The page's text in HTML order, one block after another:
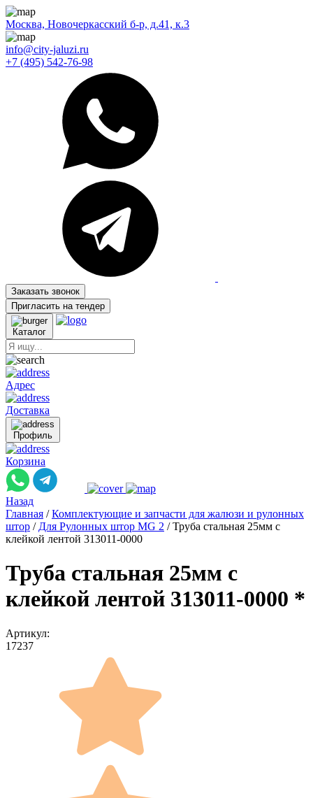
Москва, Новочеркасский б-р, д.41, к.3
info@city-jaluzi.ru
+7 (495) 542-76-98
Заказать звонок
Пригласить на тендер
Каталог
Адрес
Доставка
Профиль
Корзина
Назад
Главная / Комплектующие и запчасти для жалюзи и рулонных
штор / Для Рулонных штор MG 2 / Труба стальная 25мм с
клейкой лентой 313011-0000
Труба стальная 25мм с
клейкой лентой 313011-0000 *
Артикул:
17237